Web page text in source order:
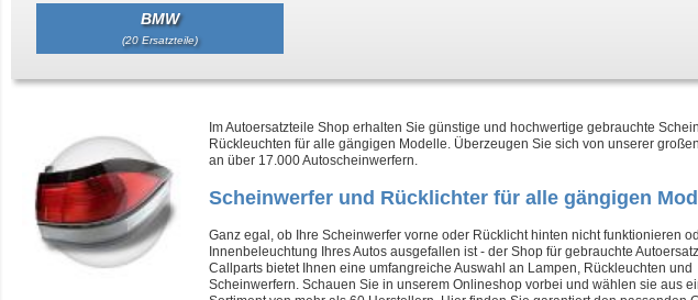
BMW
(20 Ersatzteile)
Im Autoersatzteile Shop erhalten Sie günstige und hochwertige gebrauchte
Rückleuchten für alle gängigen Modelle. Überzeugen Sie sich von unserer
an über 17.000 Autoscheinwerfern.
Scheinwerfer und Rücklichter für alle gängigen
Ganz egal, ob Ihre Scheinwerfer vorne oder Rücklicht hinten nicht funktionieren
Innenbeleuchtung Ihres Autos ausgefallen ist - der Shop für gebrauchte
Callparts bietet Ihnen eine umfangreiche Auswahl an Lampen, Rückleuchten und
Scheinwerfern. Schauen Sie in unserem Onlineshop vorbei und wählen sie aus